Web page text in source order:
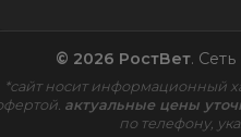
© 2026 РостВет.
*сайт носит информационный
актуальные цены
по телефону,